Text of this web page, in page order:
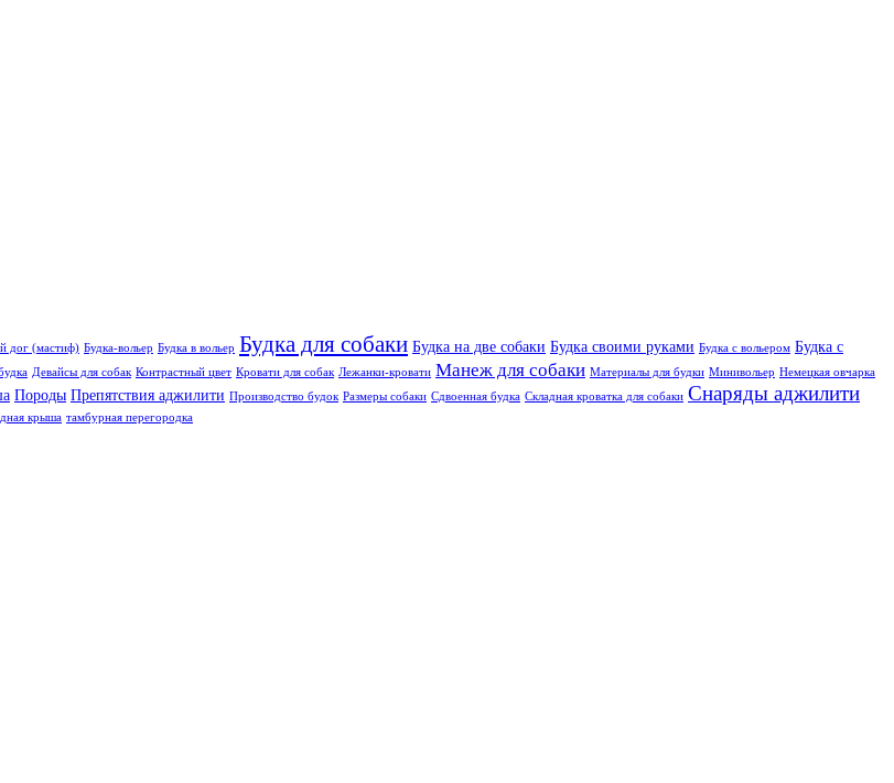
дог (мастиф) Будка-вольер Будка в вольер Будка для собаки Будка на две собаки Будка своими руками Будка с вольером Будка с
Девайсы для собак Контрастный цвет Кровати для собак Лежанки-кровати Манеж для собаки Материалы для будки Минивольер Немецкая овчарка
Породы Препятствия аджилити Производство будок Размеры собаки Сдвоенная будка Складная кроватка для собаки Снаряды аджилити
крыша тамбурная перегородка